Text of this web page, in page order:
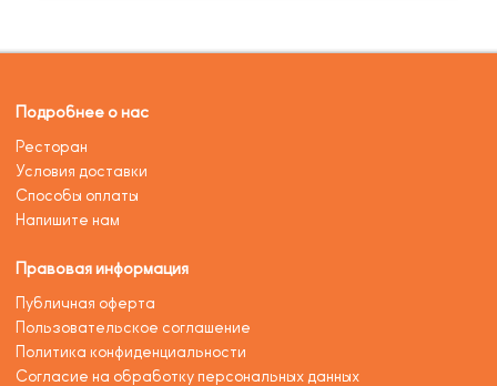
Подробнее о нас
Ресторан
Условия доставки
Способы оплаты
Напишите нам
Правовая информация
Публичная оферта
Пользовательское соглашение
Политика конфиденциальности
Согласие на обработку персональных данных